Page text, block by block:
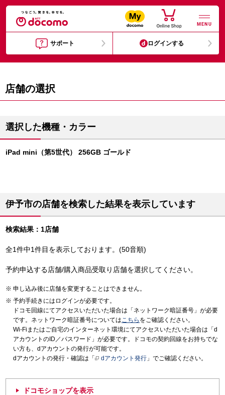
MENU
サポート ログインする
店舗の選択
選択した機種・カラー
iPad mini（第5世代） 256GB ゴールド
伊予市の店舗を検索した結果を表示しています
検索結果：1店舗
全1件中1件目を表示しております。(50音順)
予約申込する店舗/購入商品受取り店舗を選択してください。
申し込み後に店舗を変更することはできません。
予約手続きにはログインが必要です。
ドコモ回線にてアクセスいただいた場合は「ネットワーク暗証番号」が必要
です。ネットワーク暗証番号についてはこちら をご確認ください。
Wi-Fiまたはご自宅のインターネット環境にてアクセスいただいた場合は「d
アカウントのID／パスワード」が必要です。ドコモの契約回線をお持ちでな
い方も、dアカウントの発行が可能です。
dアカウントの発行・確認は「
dアカウント発行 」でご確認ください。
ドコモショップを表示